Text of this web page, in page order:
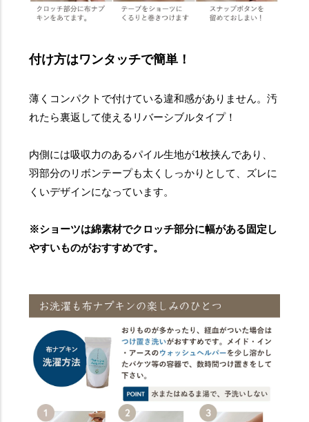
付け方はワンタッチで簡単！
薄くコンパクトで付けている違和感がありません。汚
れたら裏返して使えるリバーシブルタイプ！
内側には吸収力のあるパイル生地が1枚挟んであり、
羽部分のリボンテープも太くしっかりとして、ズレに
くいデザインになっています。
※ショーツは綿素材でクロッチ部分に幅がある固定し
やすいものがおすすめです。